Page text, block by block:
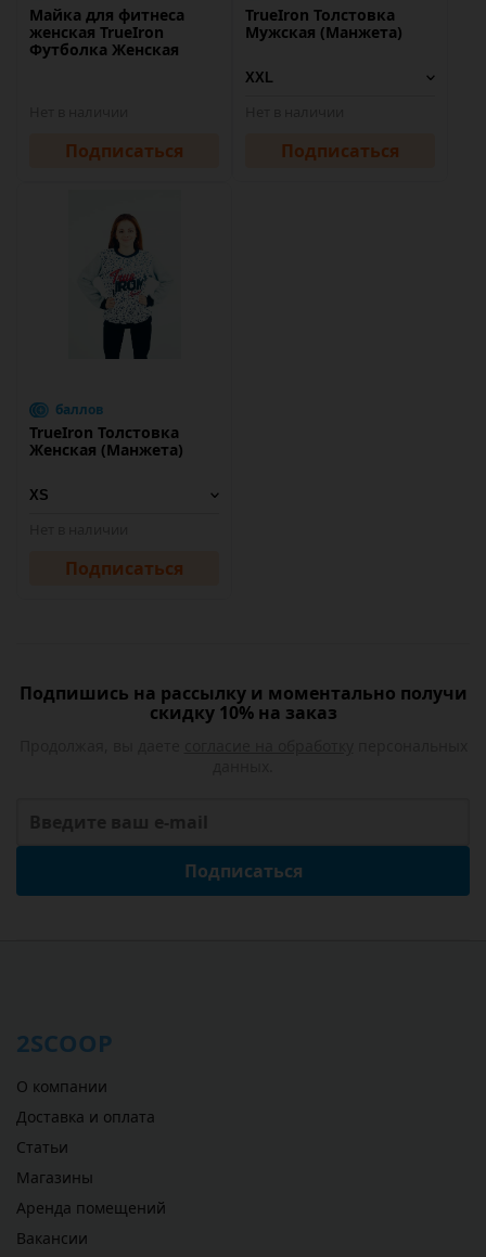
Майка для фитнеса
женская TrueIron
Футболка Женская
Подписаться
TrueIron Толстовка
Мужская (Манжета)
Подписаться
баллов
TrueIron Толстовка
Женская (Манжета)
Подписаться
Подпишись на рассылку и моментально получи
скидку 10% на заказ
Подписаться
2SCOOP
О компании
Доставка и оплата
Статьи
Магазины
Аренда помещений
Вакансии